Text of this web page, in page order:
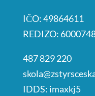
IČO: 49864611
REDIZO:
487 829 220
IDDS: imaxkj5